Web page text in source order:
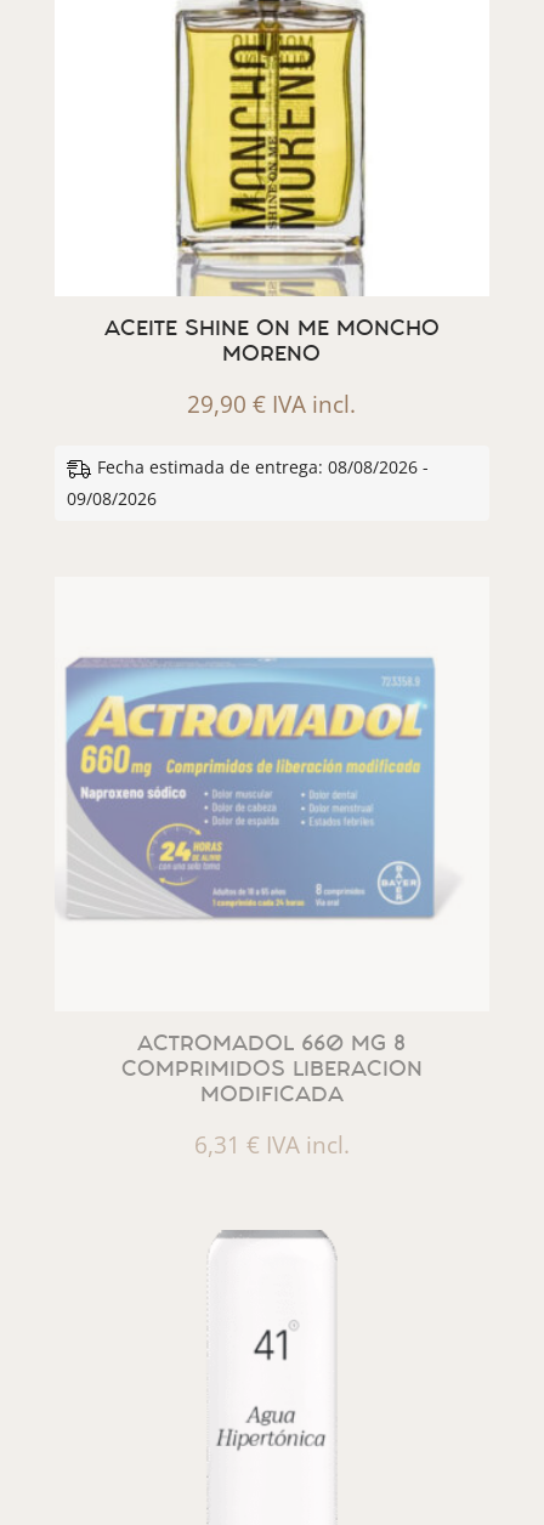
ACEITE SHINE ON ME MONCHO
MORENO
29,90€ IVA incl.
Fecha estimada de entrega: 08/08/2026 -
09/08/2026
ACTROMADOL 660 MG 8
COMPRIMIDOS LIBERACION
MODIFICADA
6,31 € IVA incl.